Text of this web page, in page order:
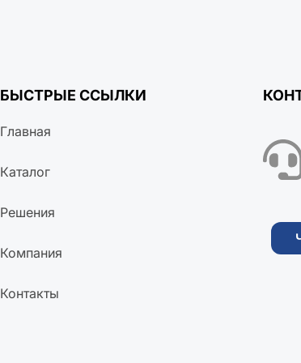
БЫСТРЫЕ ССЫЛКИ
Главная
Каталог
Решения
Компания
Контакты